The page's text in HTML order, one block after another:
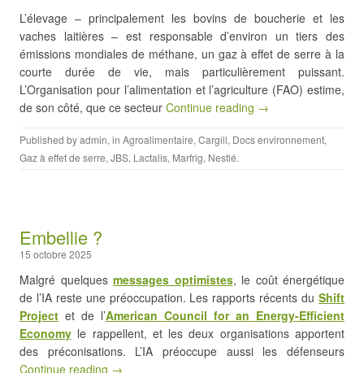
L’élevage – principalement les bovins de boucherie et les
vaches laitières – est responsable d’environ un tiers des
émissions mondiales de méthane, un gaz à effet de serre à la
courte durée de vie, mais particulièrement puissant.
L’Organisation pour l’alimentation et l’agriculture (FAO) estime,
de son côté, que ce secteur Continue reading →
Published byadmin, in Agroalimentaire, Cargill, Docs environnement,
Gaz à effet de serre, JBS, Lactalis, Marfrig, Nestlé.
Embellie ?
15 octobre 2025
Malgré quelques messages optimistes, le coût énergétique
de l’IA reste une préoccupation. Les rapports récents du Shift
Project et de l’American Council for an Energy-Efficient
Economy le rappellent, et les deux organisations apportent
des préconisations. L’IA préoccupe aussi les défenseurs
Continue reading →